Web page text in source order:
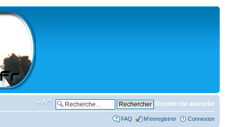
Recherche avancée
FAQ M’enregistrer Connexion